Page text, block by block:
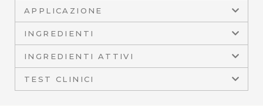
APPLICAZIONE
INGREDIENTI
INGREDIENTI ATTIVI
TEST CLINICI